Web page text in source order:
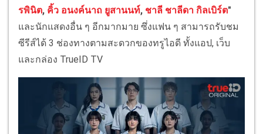
รพินิต, คิ้ว อนงค์นาถ ยูสานนท์, ชาลี ชาลีดา กิลเบิร์ต"
และนักแสดงอื่น ๆ อีกมากมาย ซึ่งแฟน ๆ สามารถรับชม
ซีรีส์ได้ 3 ช่องทางตามสะดวกของทรูไอดี ทั้งแอป, เว็บ
และกล่อง TrueID TV